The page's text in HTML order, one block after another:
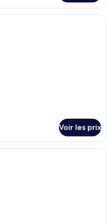
Une chambre à coucher
Voir les prix
Une terrasse extérieure avec des